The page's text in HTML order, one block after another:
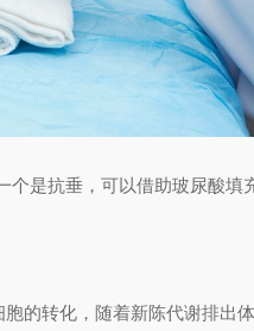
是抗垂，可以借助玻尿酸填
的转化，随着新陈代谢排出